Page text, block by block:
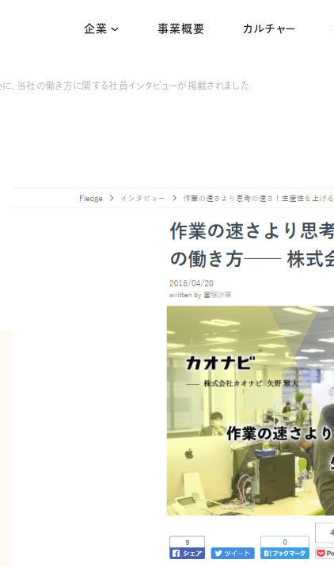
企業 事業概要 カルチャー
、当社の働き方に関する社員インタビューが掲載されました